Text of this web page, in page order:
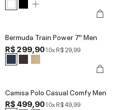
Bermuda Train Power 7'' Men
R$ 299,9010xR$ 29,99
Camisa Polo Casual Comfy Men
R$ 499,9010xR$ 49,99